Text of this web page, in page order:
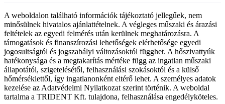
A weboldalon található információk tájékoztató jellegűek, nem
minősülnek hivatalos ajánlattételnek. A végleges műszaki és árazási
feltételek az egyedi felmérés után kerülnek meghatározásra. A
támogatások és finanszírozási lehetőségek elérhetősége egyedi
jogosultságtól és jogszabályi változásoktól függhet. A hőszivattyúk
hatékonysága és a megtakarítás mértéke függ az ingatlan műszaki
állapotától, szigetelésétől, felhasználási szokásoktól és a külső
hőmérséklettől, így ingatlanonként eltérő lehet. A személyes adatok
kezelése az Adatvédelmi Nyilatkozat szerint történik. A weboldal
tartalma a TRIDENT Kft. tulajdona, felhasználása engedélyköteles.